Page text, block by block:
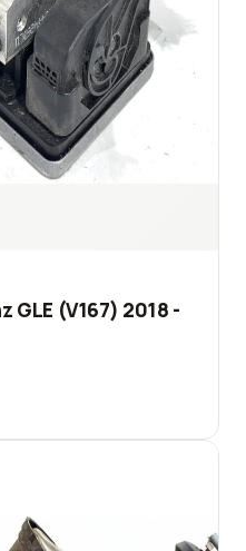
GLE (V167) 2018 -